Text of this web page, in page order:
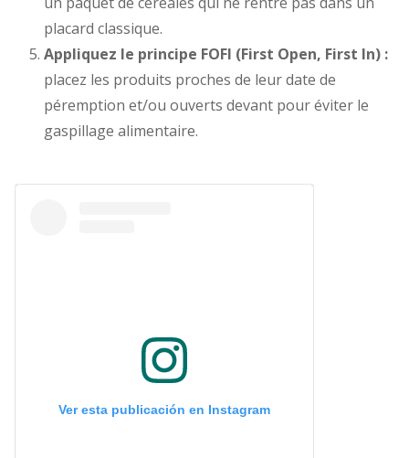
placard classique.
Appliquez le principe FOFI (First Open, First In) :
placez les produits proches de leur date de
péremption et/ou ouverts devant pour éviter le
gaspillage alimentaire.
Ver esta publicación en Instagram